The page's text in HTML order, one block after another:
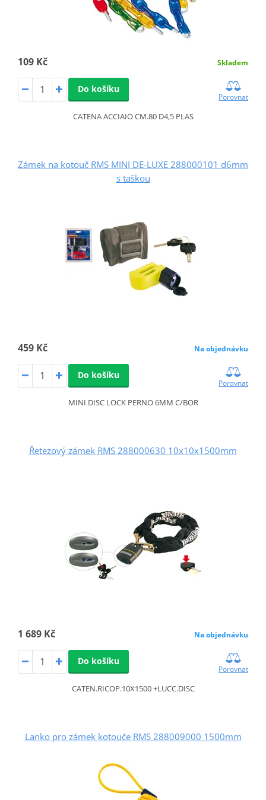
109 Kč Skladem
Do košíku
Porovnat
CATENA ACCIAIO CM.80 D4,5 PLAS
Zámek na kotouč RMS MINI DE-LUXE 288000101 d6mm
s taškou
459 Kč Na objednávku
Do košíku
Porovnat
MINI DISC LOCK PERNO 6MM C/BOR
Řetezový zámek RMS 288000630 10x10x1500mm
1 689 Kč Na objednávku
Do košíku
Porovnat
CATEN.RICOP.10X1500 +LUCC.DISC
Lanko pro zámek kotouče RMS 288009000 1500mm